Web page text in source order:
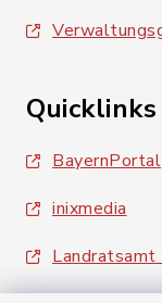
Quicklinks
BayernPortal
inixmedia
Landratsamt